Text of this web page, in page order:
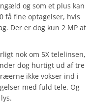
og som et plus kan
få fine optagelser, hvis
Der er dog kun 2 MP at
nok om 5X telelinsen,
dog hurtigt ud af tre
ikke vokser ind i
med fuld tele. Og